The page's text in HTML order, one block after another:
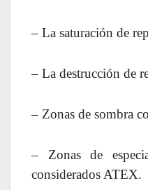
– La saturación de
– La destrucción de
– Zonas de sombra
– Zonas de
considerados ATEX.